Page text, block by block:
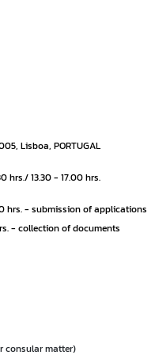
Lisboa, PORTUGAL
hrs./ 13.30 - 17.00 hrs.
hrs. - submission of
of documents
consular matter)